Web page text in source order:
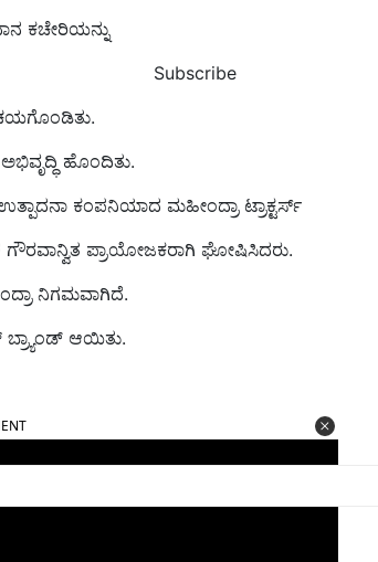
Subscribe
ಕಚೇರಿಯನ್ನು
ಹೊಂದಿತು.
ಕಂಪನಿಯಾದ ಮಹೀಂದ್ರಾ ಟ್ರಾಕ್ಟರ್ಸ್
ಪ್ರಾಯೋಜಕರಾಗಿ ಘೋಷಿಸಿದರು.
ನಿಗಮವಾಗಿದೆ.
ಬ್ರ್ಯಾಂಡ್‌ ಆಯಿತು.